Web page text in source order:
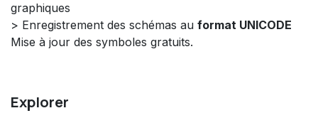
graphiques
> Enregistrement des schémas au format UNICODE
Mise à jour des symboles gratuits.
Explorer